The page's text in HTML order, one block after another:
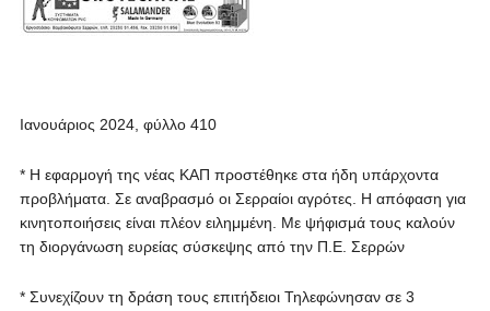
Ιανουάριος 2024, φύλλο 410
* Η εφαρμογή της νέας ΚΑΠ προστέθηκε στα ήδη υπάρχοντα
προβλήματα. Σε αναβρασμό οι Σερραίοι αγρότες. Η απόφαση για
κινητοποιήσεις είναι πλέον ειλημμένη. Με ψήφισμά τους καλούν
τη διοργάνωση ευρείας σύσκεψης από την Π.Ε. Σερρών
* Συνεχίζουν τη δράση τους επιτήδειοι Τηλεφώνησαν σε 3